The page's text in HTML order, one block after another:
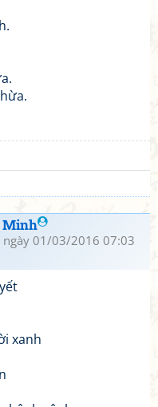
Minh
ngày 01/03/2016 07:03
xanh